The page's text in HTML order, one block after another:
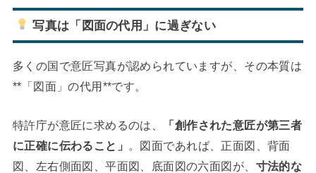
写真は「図面の代用」に過ぎない
多くの国で意匠写真が認められていますが、その本質は
**「図面」の代用**です。
特許庁が意匠に求めるのは、
「創作された意匠が第三者
に正確に伝わること」
。図面であれば、正面図、背面
図、左右側面図、平面図、底面図の六面図が、 寸法的な